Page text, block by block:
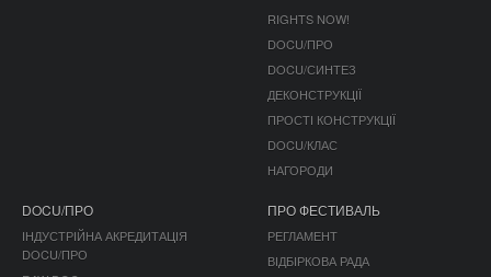
RIGHTS NOW!
DOCU/ПРО
DOCU/СИНТЕЗ
ДЕКОНСТРУКЦІЇ
ПРОСТІ КОНСТРУКЦІЇ
DOCU/КЛАС
НАГОРОДИ
DOCU/ПРО
ІНДУСТРІЙНА АКРЕДИТАЦІЯ
DOCU/ПРО
ПРО ФЕСТИВАЛЬ
РЕГЛАМЕНТ
ВІДБІРКОВА РАДА